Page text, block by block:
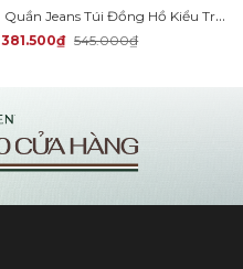
Quần Jeans Túi Đồng Hồ Kiểu Trang Trí Dây Sọc Form Slimfit QJ103
381.500₫ 545.000₫